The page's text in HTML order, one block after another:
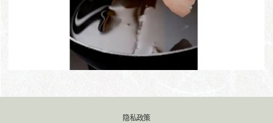
隐私政策